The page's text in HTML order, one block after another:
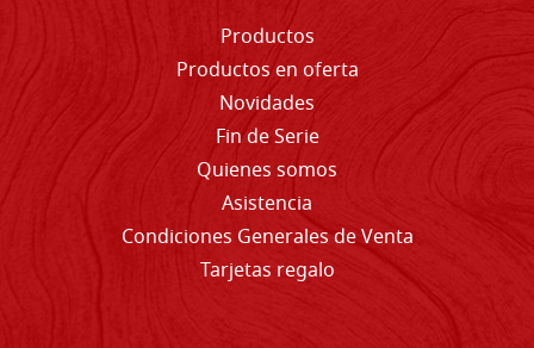
Productos
Productos en oferta
Novidades
Fin de Serie
Quienes somos
Asistencia
Condiciones Generales de Venta
Tarjetas regalo